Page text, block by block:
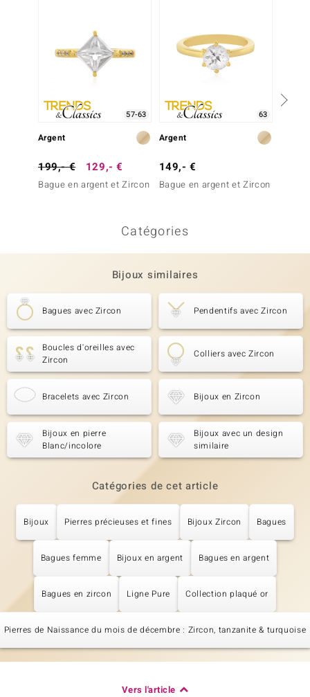
57-63
Argent
199,- € 129,- €
Bague en argent et Zircon
63
Argent
149,- €
Bague en argent et Zircon
Catégories
Bijoux similaires
Bagues avec Zircon Pendentifs avec Zircon
Boucles d'oreilles avec
Zircon
Colliers avec Zircon
Bracelets avec Zircon Bijoux en Zircon
Bijoux en pierre
Blanc/incolore
Bijoux avec un design
similaire
Catégories de cet article
Bijoux Pierres précieuses et fines Bijoux Zircon Bagues
Bagues femme Bijoux en argent Bagues en argent
Bagues en zircon Ligne Pure Collection plaqué or
Pierres de Naissance du mois de décembre : Zircon, tanzanite & turquoise
Vers l'article